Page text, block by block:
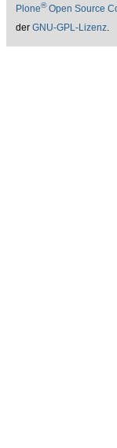
Plone®Open Source
der GNU-GPL-Lizenz.